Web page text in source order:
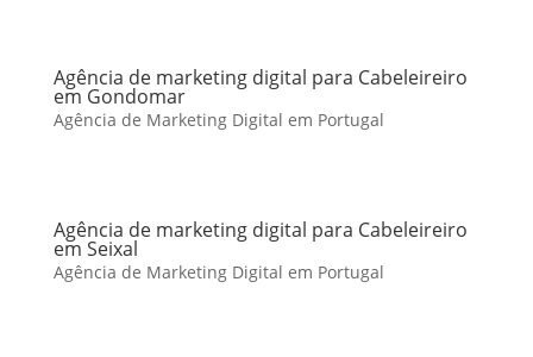
Agência de marketing digital para Cabeleireiro
em Gondomar
Agência de Marketing Digital em Portugal
Agência de marketing digital para Cabeleireiro
em Seixal
Agência de Marketing Digital em Portugal